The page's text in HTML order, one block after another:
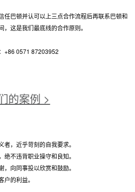
任巴顿并认可以上三点合作流程后再联系巴顿和
，这是我们最底线的合作原则。
+86 0571 87203952
的案例 >
，近乎苛刻的自我要求。
不违背职业操守和良知。
向同事投以欣赏和鼓励。
的利益。